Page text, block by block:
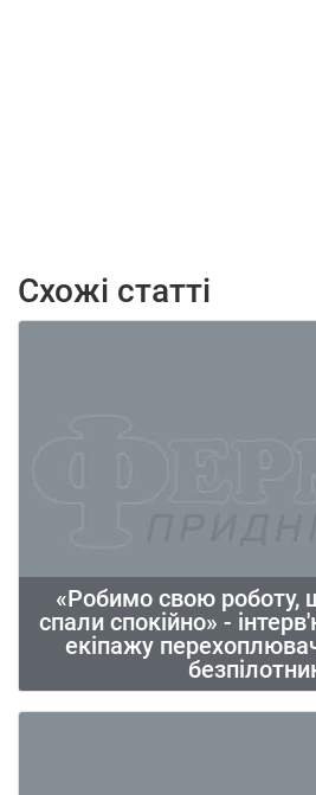
Схожі статті
«Робимо свою роботу,
спали спокійно» -
екіпажу